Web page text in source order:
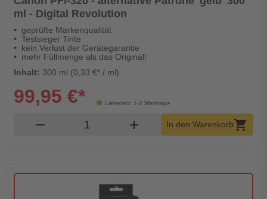
ml - Digital Revolution
geprüfte Markenqualität
Testsieger Tinte
kein Verlust der Gerätegarantie
mehr Füllmenge als das Original!
Inhalt: 300 ml (0,33 €* / ml)
Lieferzeit: 1-2 Werktage
99,95 €*
remove Produkt Warenkorb Menge
add In den Warenkorbshopping_cart